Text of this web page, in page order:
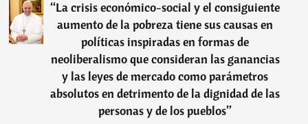
“La crisis económico-social y el consiguiente
aumento de la pobreza tiene sus causas en
políticas inspiradas en formas de
neoliberalismo que consideran las ganancias
y las leyes de mercado como parámetros
absolutos en detrimento de la dignidad de las
personas y de los pueblos”